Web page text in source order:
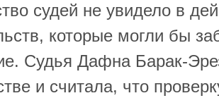
судей не увидело в
которые могли бы
Судья Дафна Барак-
и считала, что